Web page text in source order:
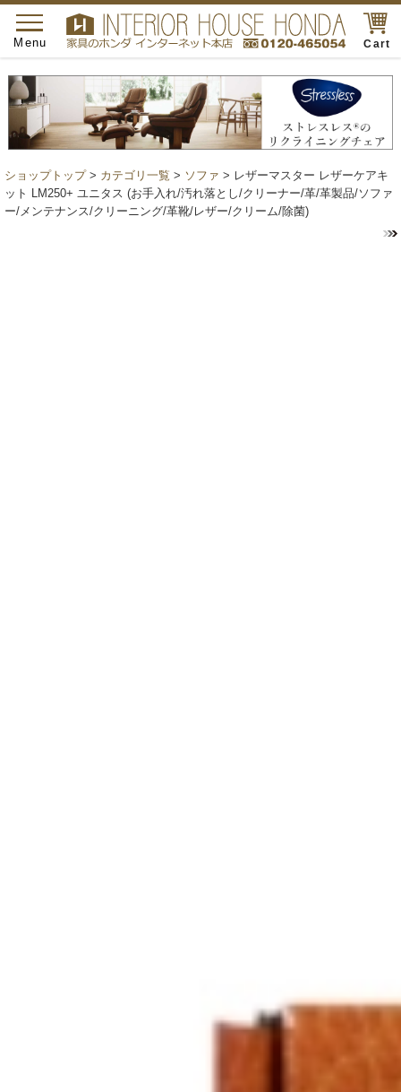
Cart
toggle
navigation
Menu
ショップトップ> カテゴリ一覧 > ソファ > レザーマスター レザーケアキ
ット LM250+ ユニタス (お手入れ/汚れ落とし/クリーナー/革/革製品/ソファ
ー/メンテナンス/クリーニング/革靴/レザー/クリーム/除菌)